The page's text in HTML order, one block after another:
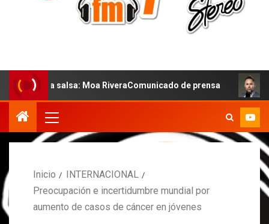
salsa: Moa RiveraComunicado de prensa MARCOS
Inicio
INTERNACIONAL
Preocupación e incertidumbre mundial por
aumento de casos de cáncer en jóvenes